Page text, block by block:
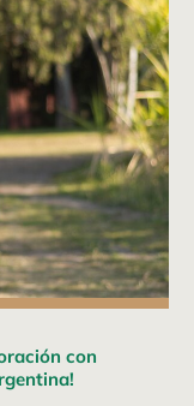
con